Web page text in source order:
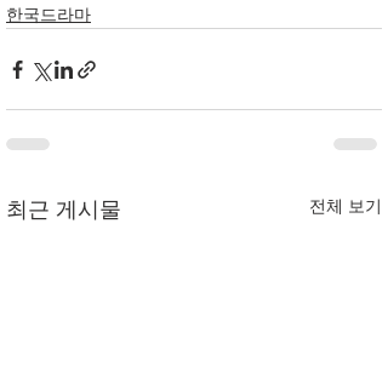
한국드라마
최근 게시물 전체 보기